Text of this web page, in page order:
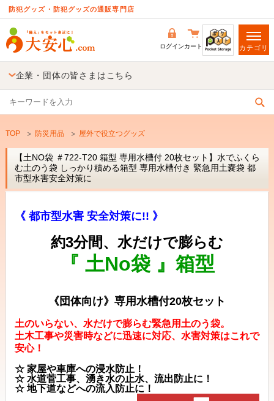
防犯グッズ・防犯グッズの通販専門店
ログインカート カテゴリ
企業・団体の皆さまはこちら
TOP 防災用品 屋外で役立つグッズ
【土NO袋 ＃722-T20 箱型 専用水槽付 20枚セット】水でふくら
む土のう袋 しっかり積める箱型 専用水槽付き 緊急用土嚢袋 都
市型水害安全対策に
《 都市型水害 安全対策に!! 》
約3分間、水だけで膨らむ
『 土No袋 』箱型
《団体向け》専用水槽付20枚セット
土のいらない、水だけで膨らむ緊急用土のう袋。
土木工事や災害時などに迅速に対応、水害対策はこれで
安心！
☆ 家屋や車庫への浸水防止！
☆ 水道菅工事、湧き水の止水、流出防止に！
☆ 地下道などへの流入防止に！